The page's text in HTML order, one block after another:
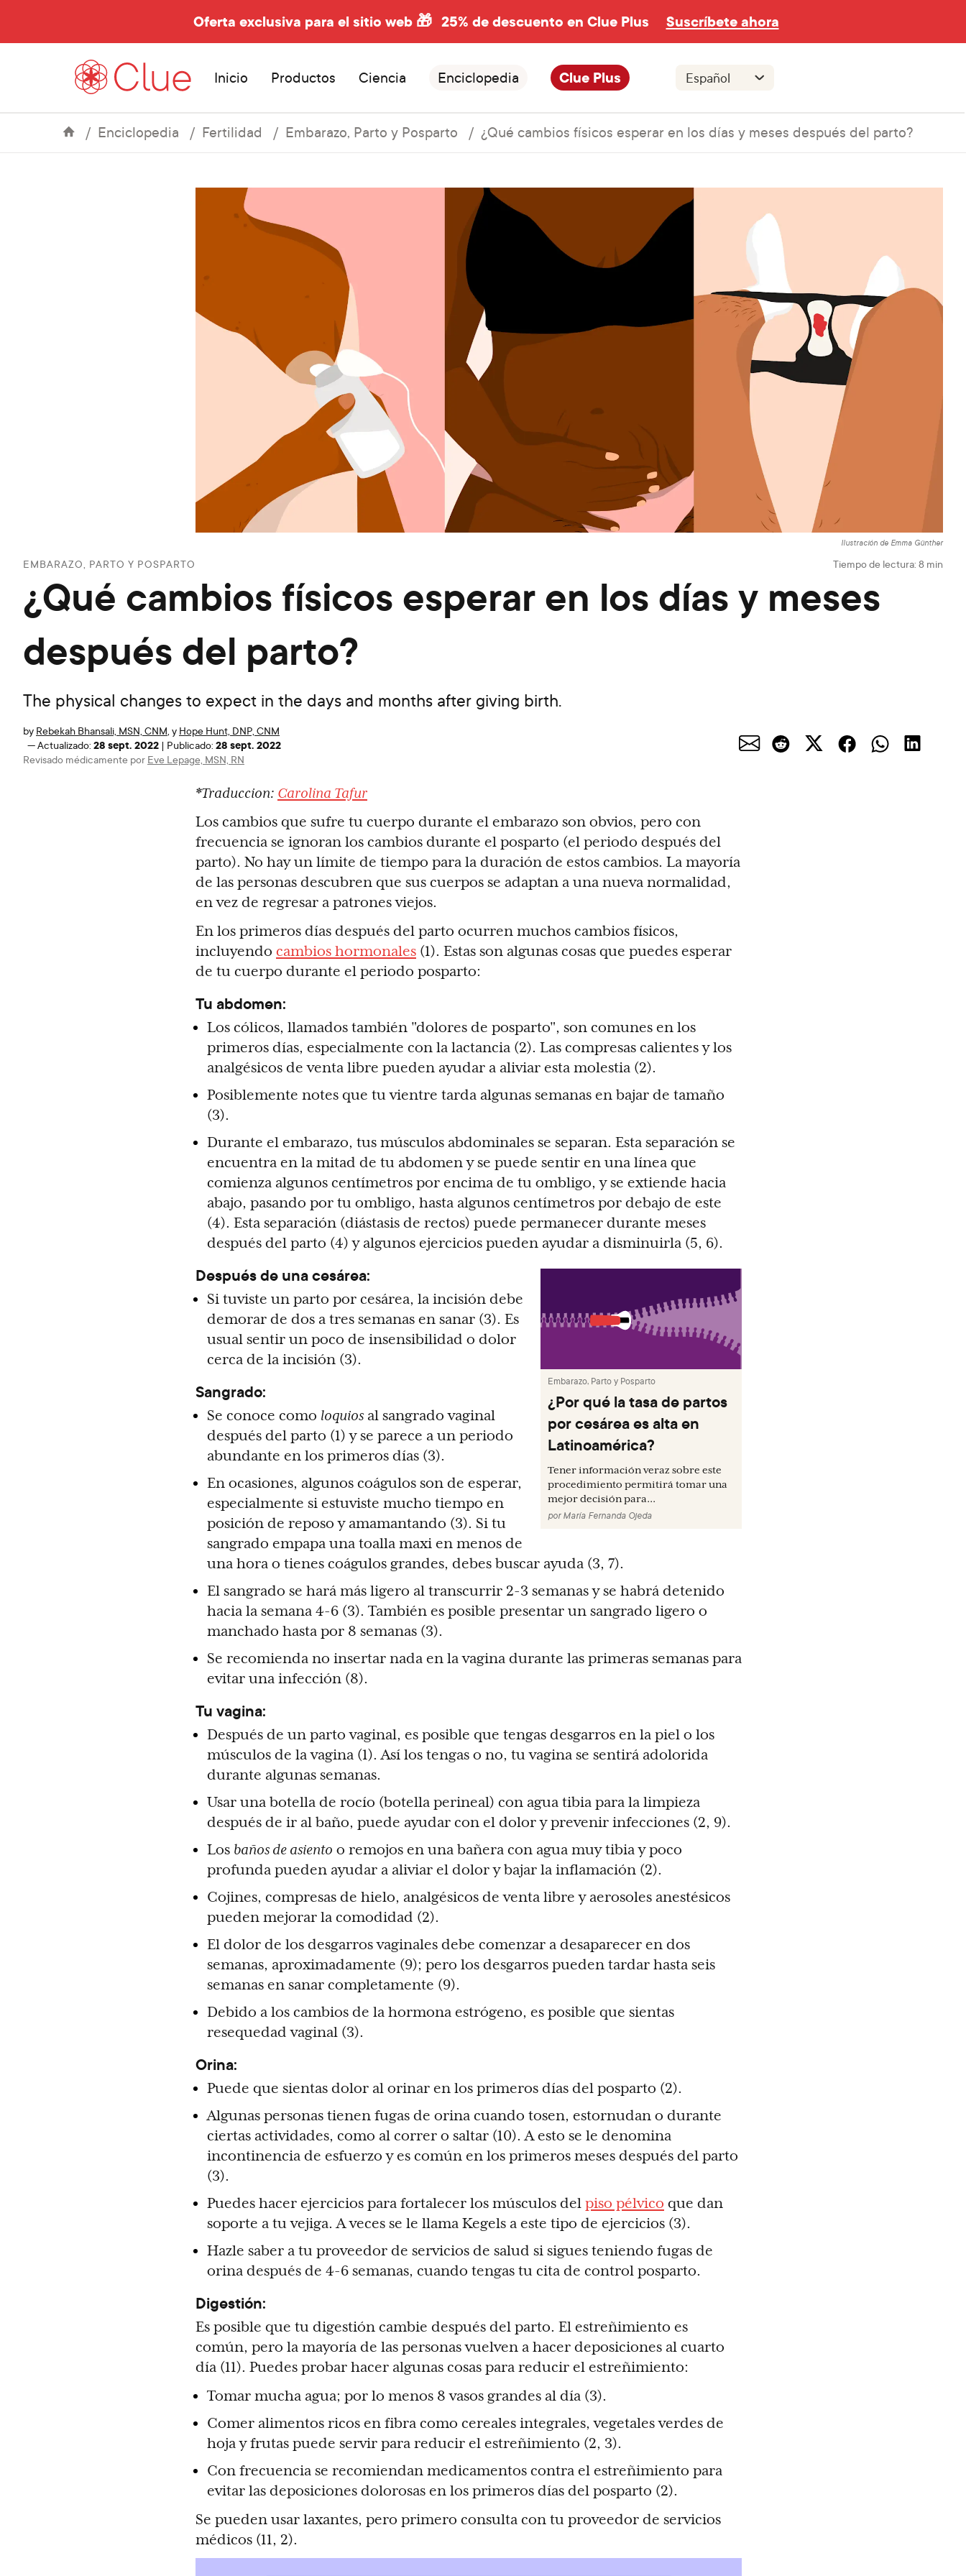
Oferta exclusiva para el sitio web 🎁 25% de descuento en Clue Plus Suscríbete ahora
Inicio Productos Ciencia Enciclopedia Clue Plus
Enciclopedia Fertilidad Embarazo, Parto y Posparto ¿Qué cambios físicos esperar en los días y meses después del parto?
Ilustración de Emma Günther
EMBARAZO, PARTO Y POSPARTO Tiempo de lectura: 8 min
¿Qué cambios físicos esperar en los días y meses
después del parto?
The physical changes to expect in the days and months after giving birth.
by Rebekah Bhansali, MSN, CNM, y Hope Hunt, DNP, CNM
—Actualizado: 28 sept. 2022 | Publicado: 28 sept. 2022
Revisado médicamente por Eve Lepage, MSN, RN
*Traduccion: Carolina Tafur
Los cambios que sufre tu cuerpo durante el embarazo son obvios, pero con
frecuencia se ignoran los cambios durante el posparto (el periodo después del
parto). No hay un límite de tiempo para la duración de estos cambios. La mayoría
de las personas descubren que sus cuerpos se adaptan a una nueva normalidad,
en vez de regresar a patrones viejos.
En los primeros días después del parto ocurren muchos cambios físicos,
incluyendo cambios hormonales (1). Estas son algunas cosas que puedes esperar
de tu cuerpo durante el periodo posparto:
Tu abdomen:
Los cólicos, llamados también "dolores de posparto", son comunes en los
primeros días, especialmente con la lactancia (2). Las compresas calientes y los
analgésicos de venta libre pueden ayudar a aliviar esta molestia (2).
Posiblemente notes que tu vientre tarda algunas semanas en bajar de tamaño
(3).
Durante el embarazo, tus músculos abdominales se separan. Esta separación se
encuentra en la mitad de tu abdomen y se puede sentir en una línea que
comienza algunos centímetros por encima de tu ombligo, y se extiende hacia
abajo, pasando por tu ombligo, hasta algunos centímetros por debajo de este
(4). Esta separación (diástasis de rectos) puede permanecer durante meses
después del parto (4) y algunos ejercicios pueden ayudar a disminuirla (5, 6).
Embarazo, Parto y Posparto
¿Por qué la tasa de partos
por cesárea es alta en
Latinoamérica?
Tener información veraz sobre este
procedimiento permitirá tomar una
mejor decisión para...
porMaría Fernanda Ojeda
Después de una cesárea:
Si tuviste un parto por cesárea, la incisión debe
demorar de dos a tres semanas en sanar (3). Es
usual sentir un poco de insensibilidad o dolor
cerca de la incisión (3).
Sangrado:
Se conoce como loquiosal sangrado vaginal
después del parto (1) y se parece a un periodo
abundante en los primeros días (3).
En ocasiones, algunos coágulos son de esperar,
especialmente si estuviste mucho tiempo en
posición de reposo y amamantando (3). Si tu
sangrado empapa una toalla maxi en menos de
una hora o tienes coágulos grandes, debes buscar ayuda (3, 7).
El sangrado se hará más ligero al transcurrir 2-3 semanas y se habrá detenido
hacia la semana 4-6 (3). También es posible presentar un sangrado ligero o
manchado hasta por 8 semanas (3).
Se recomienda no insertar nada en la vagina durante las primeras semanas para
evitar una infección (8).
Tu vagina:
Después de un parto vaginal, es posible que tengas desgarros en la piel o los
músculos de la vagina (1). Así los tengas o no, tu vagina se sentirá adolorida
durante algunas semanas.
Usar una botella de rocío (botella perineal) con agua tibia para la limpieza
después de ir al baño, puede ayudar con el dolor y prevenir infecciones (2, 9).
Los baños de asiento o remojos en una bañera con agua muy tibia y poco
profunda pueden ayudar a aliviar el dolor y bajar la inflamación (2).
Cojines, compresas de hielo, analgésicos de venta libre y aerosoles anestésicos
pueden mejorar la comodidad (2).
El dolor de los desgarros vaginales debe comenzar a desaparecer en dos
semanas, aproximadamente (9); pero los desgarros pueden tardar hasta seis
semanas en sanar completamente (9).
Debido a los cambios de la hormona estrógeno, es posible que sientas
resequedad vaginal (3).
Orina:
Puede que sientas dolor al orinar en los primeros días del posparto (2).
Algunas personas tienen fugas de orina cuando tosen, estornudan o durante
ciertas actividades, como al correr o saltar (10). A esto se le denomina
incontinencia de esfuerzo y es común en los primeros meses después del parto
(3).
Puedes hacer ejercicios para fortalecer los músculos del piso pélvico que dan
soporte a tu vejiga. A veces se le llama Kegels a este tipo de ejercicios (3).
Hazle saber a tu proveedor de servicios de salud si sigues teniendo fugas de
orina después de 4-6 semanas, cuando tengas tu cita de control posparto.
Digestión:
Es posible que tu digestión cambie después del parto. El estreñimiento es
común, pero la mayoría de las personas vuelven a hacer deposiciones al cuarto
día (11). Puedes probar hacer algunas cosas para reducir el estreñimiento:
Tomar mucha agua; por lo menos 8 vasos grandes al día (3).
Comer alimentos ricos en fibra como cereales integrales, vegetales verdes de
hoja y frutas puede servir para reducir el estreñimiento (2, 3).
Con frecuencia se recomiendan medicamentos contra el estreñimiento para
evitar las deposiciones dolorosas en los primeros días del posparto (2).
Se pueden usar laxantes, pero primero consulta con tu proveedor de servicios
médicos (11, 2).